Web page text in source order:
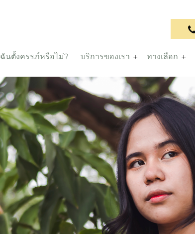
ฉันตั้งครรภ์หรือไม่? บริการของเรา ทางเลือก